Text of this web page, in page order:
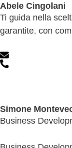
Abele Cingolani
Ti guida nella
garantite, con
Simone
Business